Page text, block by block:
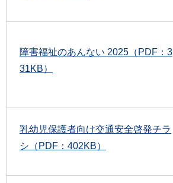
障害福祉のあんない 2025（PDF：3
31KB）
乳幼児保護者向け交通安全啓発チラ
シ（PDF：402KB）